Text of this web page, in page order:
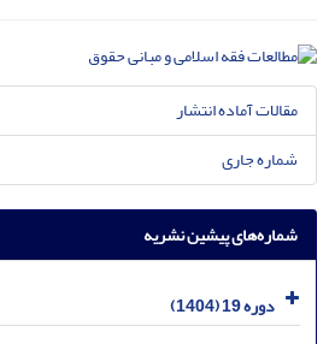
مقالات آماده انتشار
شماره جاری
شماره‌های پیشین نشریه
دوره 19 (1404)